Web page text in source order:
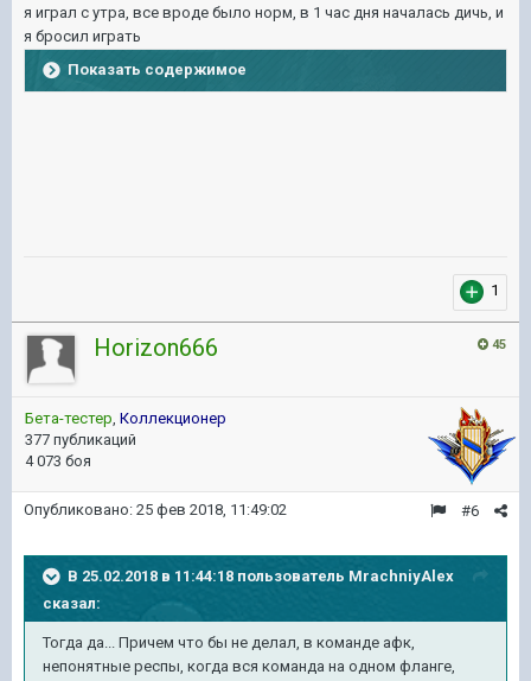
я играл с утра, все вроде было норм, в 1 час дня началась дичь, и
я бросил играть
Показать содержимое
1
45
Horizon666
Бета-тестер, Коллекционер
377 публикаций
4 073 боя
#6
Опубликовано: 25 фев 2018, 11:49:02
В 25.02.2018 в 11:44:18 пользователь MrachniyAlex
сказал:
Тогда да... Причем что бы не делал, в команде афк,
непонятные респы, когда вся команда на одном фланге,